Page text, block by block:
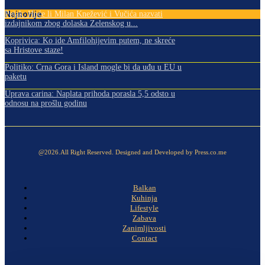
Najnovije
Pejak: Hoće li Milan Knežević i Vučića nazvati
izdajnikom zbog dolaska Zelenskog u...
Koprivica: Ko ide Amfilohijevim putem, ne skreće
sa Hristove staze!
Politiko: Crna Gora i Island mogle bi da uđu u EU u
paketu
Uprava carina: Naplata prihoda porasla 5,5 odsto u
odnosu na prošlu godinu
@2026.All Right Reserved. Designed and Developed by Press.co.me
Balkan
Kuhinja
Lifestyle
Zabava
Zanimljivosti
Contact